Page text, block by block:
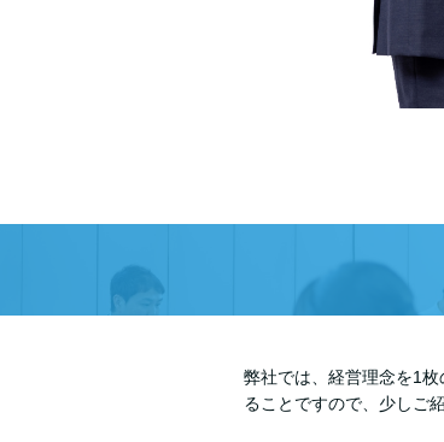
弊社では、経営理念を1
ることですので、少しご